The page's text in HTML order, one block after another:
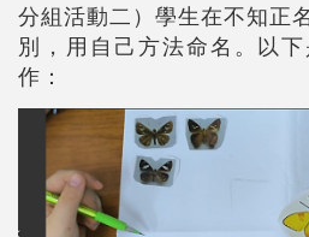
分組活動二）學生在不知正
別，用自己方法命名。以
作：